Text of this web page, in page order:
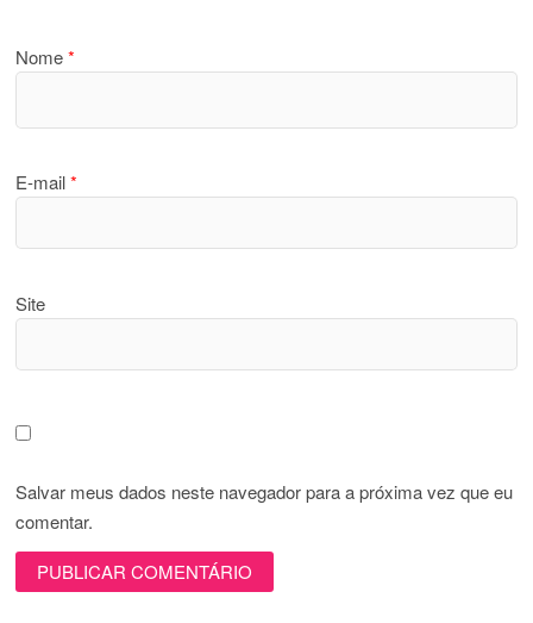
Nome*
E-mail*
Site
Salvar meus dados neste navegador para a próxima vez que eu
comentar.